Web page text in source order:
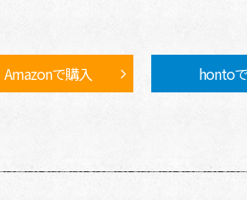
Amazonで購入 honto